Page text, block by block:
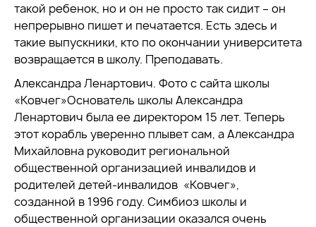
такой ребенок, но и он не просто так сидит – он
непрерывно пишет и печатается. Есть здесь и
такие выпускники, кто по окончании университета
возвращается в школу. Преподавать.
Александра Ленартович. Фото с сайта школы
«Ковчег»Основатель школы Александра
Ленартович была ее директором 15 лет. Теперь
этот корабль уверенно плывет сам, а Александра
Михайловна руководит региональной
общественной организацией инвалидов и
родителей детей-инвалидов «Ковчег»,
созданной в 1996 году. Симбиоз школы и
общественной организации оказался очень